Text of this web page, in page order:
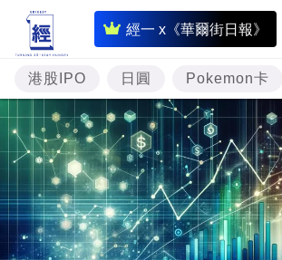
經一 x《華爾街日報》
即
時
財
經
專
題
投
資
樓
港股IPO 日圓 Pokemon卡